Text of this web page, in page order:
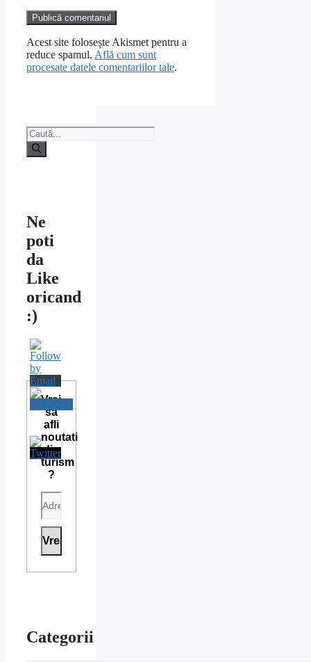
Acest site folosește Akismet pentru a
reduce spamul. Află cum sunt
procesate datele comentariilor tale.
Caută
după:
Ne
poti
da
Like
oricand
:)
Vrei
sa
afli
noutati
din
turism
?
Categorii